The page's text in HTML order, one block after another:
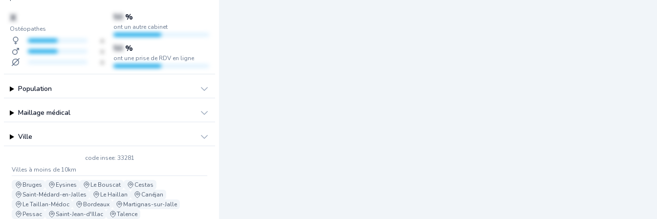
X
Ostéopathes
50 %
ont un autre cabinet
50 %
ont une prise de RDV en ligne
Population
Maillage médical
Ville
code insee: 33281
Villes à moins de 10km
Bruges
Eysines Le Bouscat
Cestas
Saint-Médard-en-Jalles
Le Haillan
Canéjan
Le Taillan-Médoc
Bordeaux
Martignas-sur-Jalle
Pessac
Saint-Jean-d'Illac Talence